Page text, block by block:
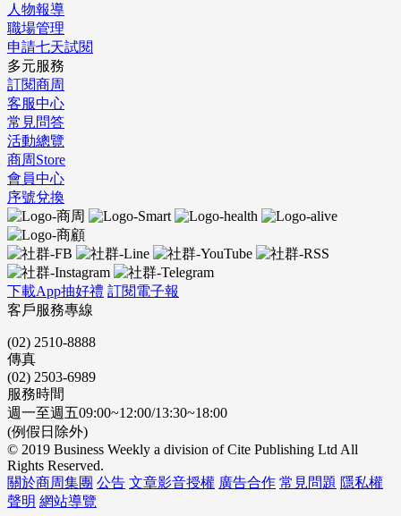
人物報導
職場管理
申請七天試閱
多元服務
訂閱商周
客服中心
常見問答
活動總覽
商周Store
會員中心
序號兌換
下載App抽好禮 訂閱電子報
客戶服務專線
(02) 2510-8888
傳真
(02) 2503-6989
服務時間
週一至週五09:00~12:00/13:30~18:00
(例假日除外)
© 2019 Business Weekly a division of Cite Publishing Ltd All
Rights Reserved.
關於商周集團 公告 文章影音授權 廣告合作 常見問題 隱私權
聲明 網站導覽